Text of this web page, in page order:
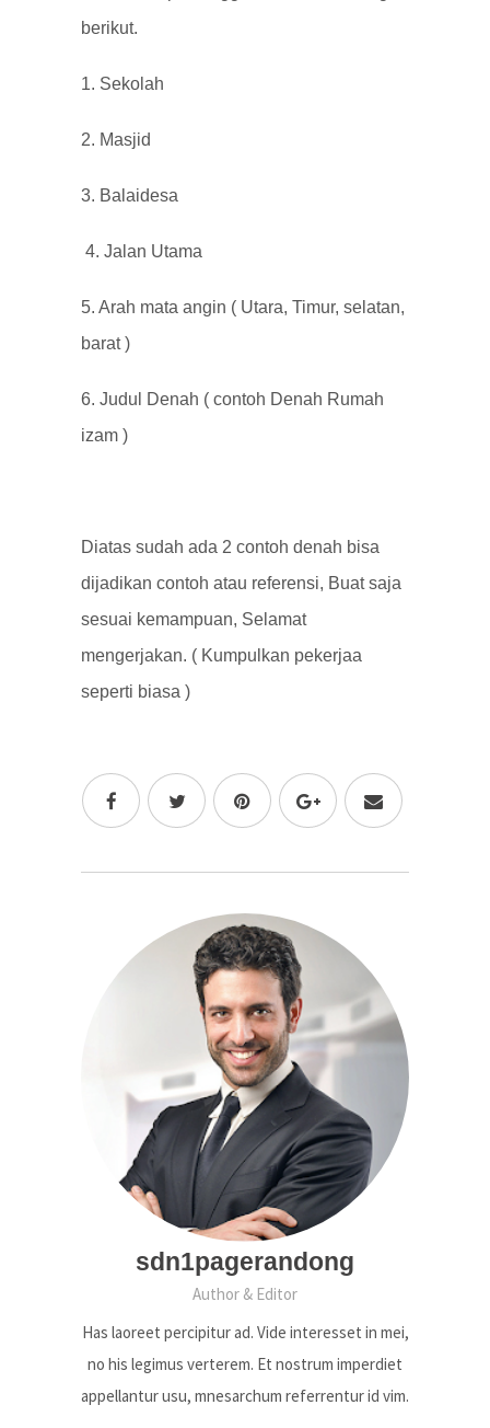
berikut.
1. Sekolah
2. Masjid
3. Balaidesa
4. Jalan Utama
5. Arah mata angin ( Utara, Timur, selatan,
barat )
6. Judul Denah ( contoh Denah Rumah
izam )
Diatas sudah ada 2 contoh denah bisa
dijadikan contoh atau referensi, Buat saja
sesuai kemampuan, Selamat
mengerjakan. ( Kumpulkan pekerjaa
seperti biasa )
sdn1pagerandong
Author & Editor
Has laoreet percipitur ad. Vide interesset in mei,
no his legimus verterem. Et nostrum imperdiet
appellantur usu, mnesarchum referrentur id vim.